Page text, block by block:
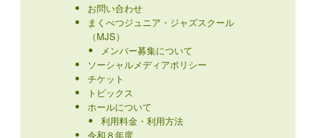
お問い合わせ
まくべつジュニア・ジャズスクール
（MJS）
メンバー募集について
ソーシャルメディアポリシー
チケット
トピックス
ホールについて
利用料金・利用方法
令和８年度